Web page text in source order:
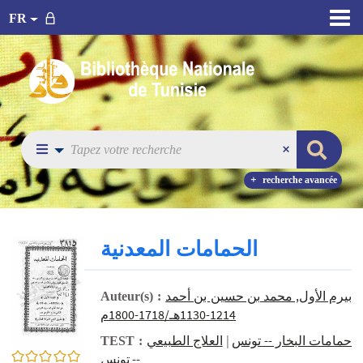
FR
recherche avancée
0/5
الحمامات المعدنية
Auteur(s) : بيرم الأول, محمد بن حسين بن أحمد
1214-1130هـ/1718-1800م
TEST : حمامات البخار -- تونس | العلاج الطبيعي
-- تونس